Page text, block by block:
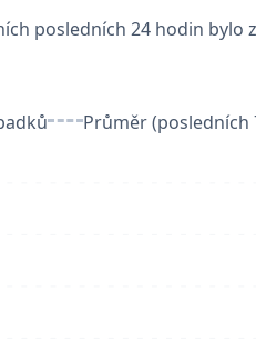
posledních 24 hodin bylo
Průměr (posledních